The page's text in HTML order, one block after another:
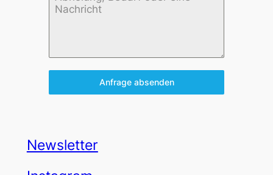
Anfrage absenden
Newsletter